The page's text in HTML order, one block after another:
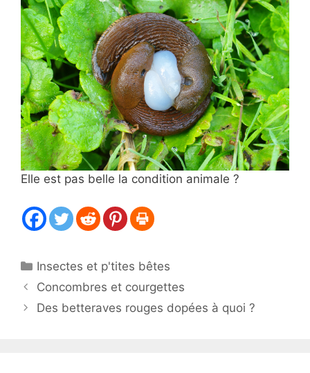
Elle est pas belle la condition animale ?
Catégories
Insectes et p'tites bêtes
Concombres et courgettes
Des betteraves rouges dopées à quoi ?